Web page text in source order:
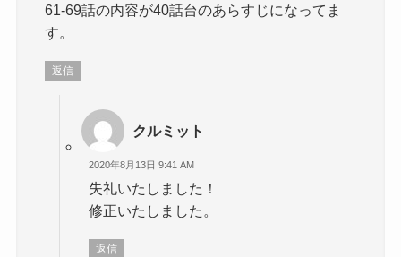
61-69話の内容が40話台のあらすじになってま
す。
返信
クルミット
2020年8月13日 9:41 AM
失礼いたしました！
修正いたしました。
返信